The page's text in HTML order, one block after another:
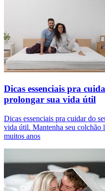
Dicas essenciais pra
prolongar sua vida útil
Dicas essenciais pra cuidar do
vida útil. Mantenha seu
muitos anos